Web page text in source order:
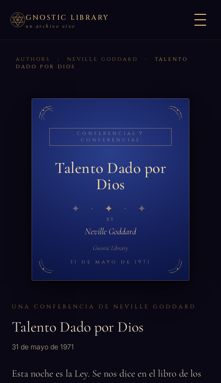
GNOSTIC LIBRARY
un archivo vivo
AUTHORS › NEVILLE GODDARD ›
TALENTO
DADO POR DIOS
CONFERENCIAS Y
CONFERENCIAS
Talento Dado por
Dios
✦
BY
Neville Goddard
Gnostic Library
31 de mayo de 1971
UNA CONFERENCIA DE NEVILLE GODDARD
Talento Dado por Dios
31 de mayo de 1971
Esta noche es la Ley. Se nos dice en el libro de los